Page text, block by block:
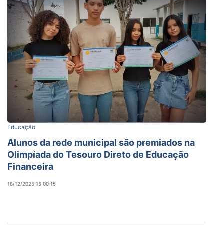
Educação
Alunos da rede municipal são premiados na
Olimpíada do Tesouro Direto de Educação
Financeira
18/12/2025 15:00:15